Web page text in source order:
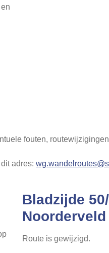
fouten,
adres:
Bladzijde
Noorderveld
Route is gewijzigd.